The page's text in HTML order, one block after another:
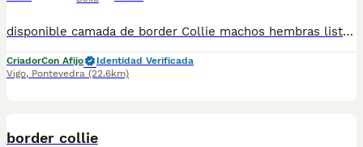
disponible camada de border Collie machos hembras listos para la entrega precio desde 500 € están vacunados desparasitado para cualquier información llámanos al número 622220217
CriadorCon Afijo
Identidad Verificada
Vigo, Pontevedra (22.6km)
border collie